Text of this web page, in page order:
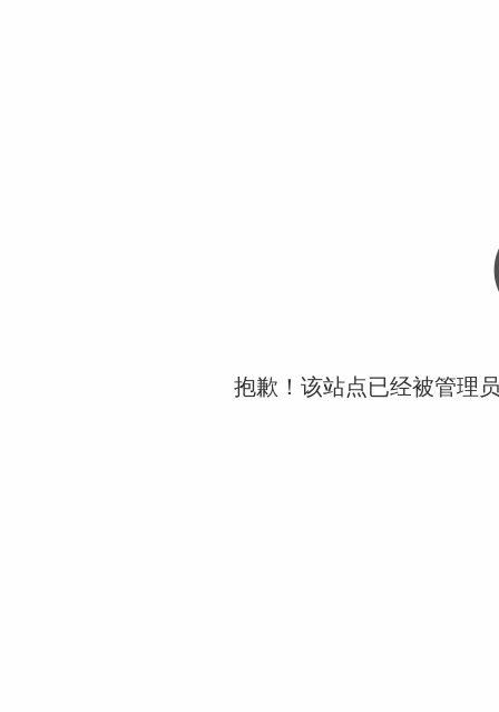
抱歉！该站点已经被管理